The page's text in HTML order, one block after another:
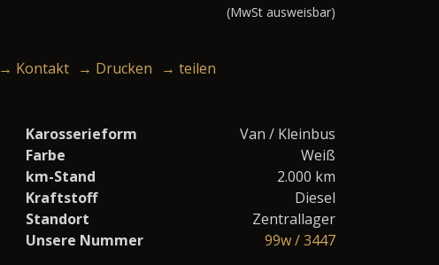
(MwSt ausweisbar)
→ Kontakt → Drucken → teilen
Karosserieform
Van / Kleinbus
Farbe
Weiß
km-Stand
2.000 km
Kraftstoff
Diesel
Standort
Zentrallager
Unsere Nummer 99w / 3447